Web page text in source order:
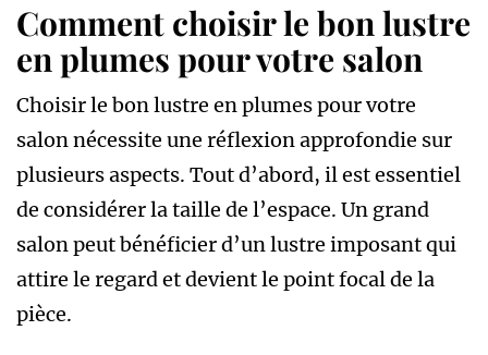
Comment choisir le bon lustre
en plumes pour votre salon
Choisir le bon lustre en plumes pour votre
salon nécessite une réflexion approfondie sur
plusieurs aspects. Tout d’abord, il est essentiel
de considérer la taille de l’espace. Un grand
salon peut bénéficier d’un lustre imposant qui
attire le regard et devient le point focal de la
pièce.